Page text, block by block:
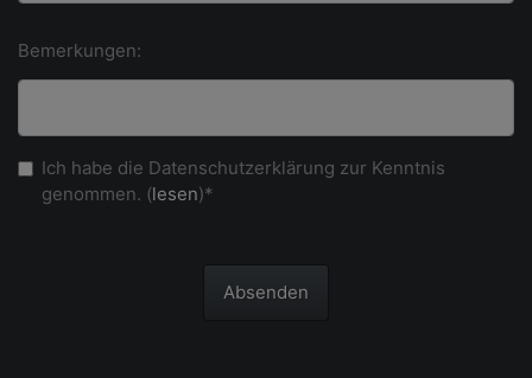
Bemerkungen:
Ich habe die Datenschutzerklärung zur Kenntnis
genommen. (lesen)*
Absenden